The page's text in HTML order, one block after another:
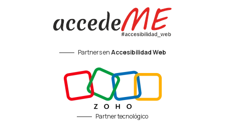
Partners enAccesibilidad Web
Partner tecnológico